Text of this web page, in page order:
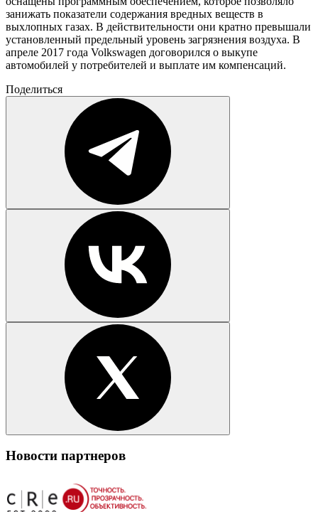
занижать показатели содержания вредных веществ в
выхлопных газах. В действительности они кратно превышали
установленный предельный уровень загрязнения воздуха. В
апреле 2017 года Volkswagen договорился о выкупе
автомобилей у потребителей и выплате им компенсаций.
Поделиться
Новости партнеров